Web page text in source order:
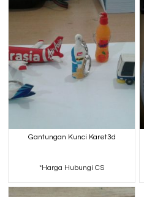
Gantungan Kunci Karet3d
*Harga Hubungi CS